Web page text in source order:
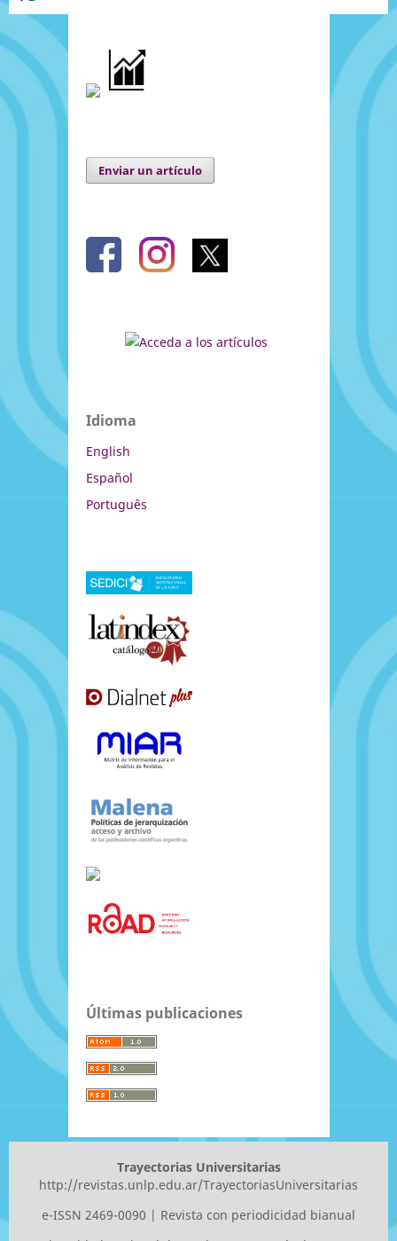
Enviar un artículo
Idioma
English
Español
Português
Últimas publicaciones
Trayectorias Universitarias
http://revistas.unlp.edu.ar/TrayectoriasUniversitarias
e-ISSN 2469-0090 | Revista con periodicidad bianual